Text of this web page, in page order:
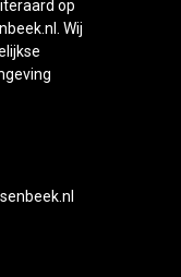
op
Wij